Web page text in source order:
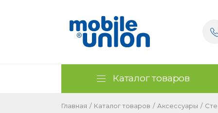
Каталог товаров
Главная / Каталог товаров / Аксессуары /